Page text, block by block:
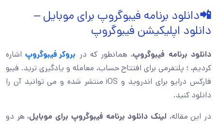
📲دانلود برنامه فیبوگروپ برای موبایل –
دانلود اپلیکیشن فیبوگروپ
دانلود برنامه فیبوگروپ، همانطور که در بروکر فیبوگروپاشاره
کردیم، ؛ پلتفرمی برای افتتاح حساب، معامله و یادگیری ترید. فیبو
فارکس درایو برای اندروید و iOS منتشر شده و می توانید آن را
دانلود کنید.
در این مقاله، لینک دانلود برنامه فیبوگروپ برای موبایل، هر دو